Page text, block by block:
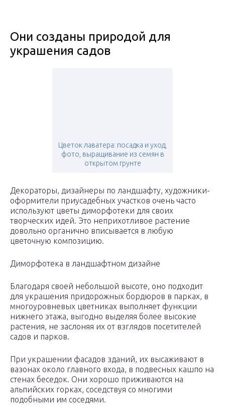
Они созданы природой для
украшения садов
Цветок лаватера: посадка и уход,
фото, выращивание из семян в
открытом грунте
Декораторы, дизайнеры по ландшафту, художники-
оформители приусадебных участков очень часто
используют цветы диморфотеки для своих
творческих идей. Это неприхотливое растение
довольно органично вписывается в любую
цветочную композицию.
Диморфотека в ландшафтном дизайне
Благодаря своей небольшой высоте, оно подходит
для украшения придорожных бордюров в парках, в
многоуровневых цветниках выполняет функции
нижнего этажа, выгодно выделяя более высокие
растения, не заслоняя их от взглядов посетителей
садов и парков.
При украшении фасадов зданий, их высаживают в
вазонах около главного входа, в подвесных кашпо на
стенах беседок. Они хорошо приживаются на
альпийских горках, соседствуя со многими
подобными им соседями.